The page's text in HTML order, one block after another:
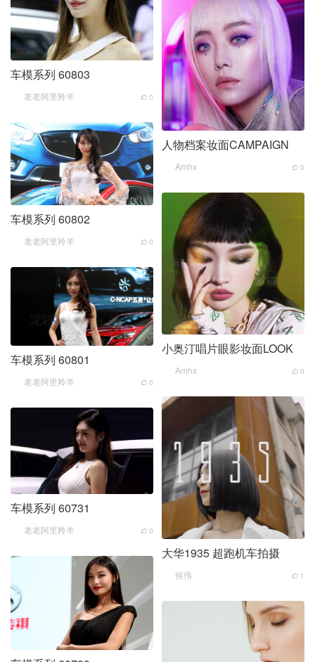
车模系列 60803
老老阿里羚羊 0
车模系列 60802
老老阿里羚羊 0
车模系列 60801
老老阿里羚羊 0
车模系列 60731
老老阿里羚羊 0
人物档案妆面CAMPAIGN
Amhx 0
小奥汀唱片眼影妆面LOOK
Amhx 0
大华1935 超跑机车拍摄
侯伟 1